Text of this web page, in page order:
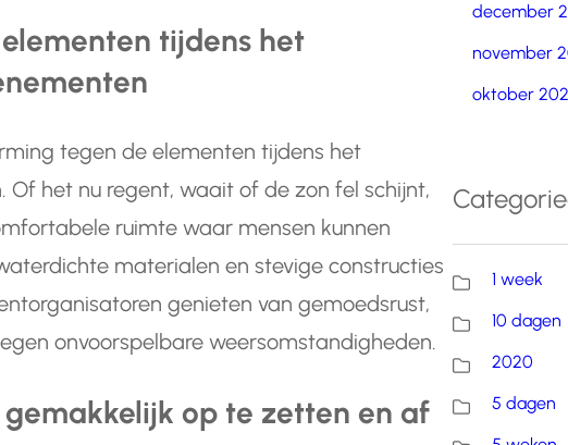
tijdens het
tegen de elementen tijdens het
het nu regent, waait of de zon fel schijnt,
ruimte waar mensen kunnen
materialen en stevige constructies
genieten van gemoedsrust,
onvoorspelbare weersomstandigheden.
op te zetten en af
december
november
oktober
1 week
10 dagen
2020
5 dagen